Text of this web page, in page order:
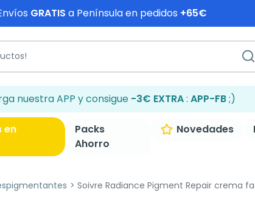
GRATIS a Península en pedidos +65€
nuestra APP y consigue -3€ EXTRA: APP-FB;)
en
Packs
Ahorro
Novedades
Soivre Radiance Pigment Repair crema